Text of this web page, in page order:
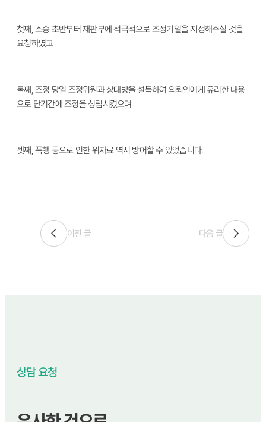
첫째, 소송 초반부터 재판부에 적극적으로 조정기일을 지정해주실 것을
요청하였고
둘째, 조정 당일 조정위원과 상대방을 설득하여 의뢰인에게 유리한 내용
으로 단기간에 조정을 성립시켰으며
셋째, 폭행 등으로 인한 위자료 역시 방어할 수 있었습니다.
이전 글 다음 글
상담 요청